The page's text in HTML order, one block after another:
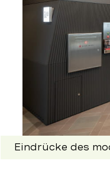
Eindrücke des